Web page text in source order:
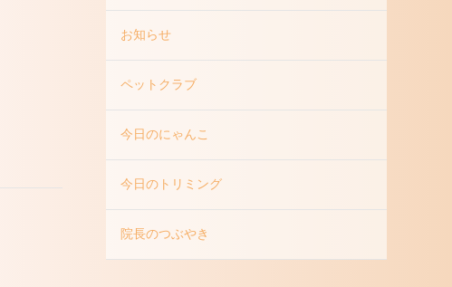
お知らせ
ペットクラブ
今日のにゃんこ
今日のトリミング
院長のつぶやき